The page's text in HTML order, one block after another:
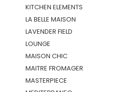
KITCHEN ELEMENTS
LA BELLE MAISON
LAVENDER FIELD
LOUNGE
MAISON CHIC
MAITRE FROMAGER
MASTERPIECE